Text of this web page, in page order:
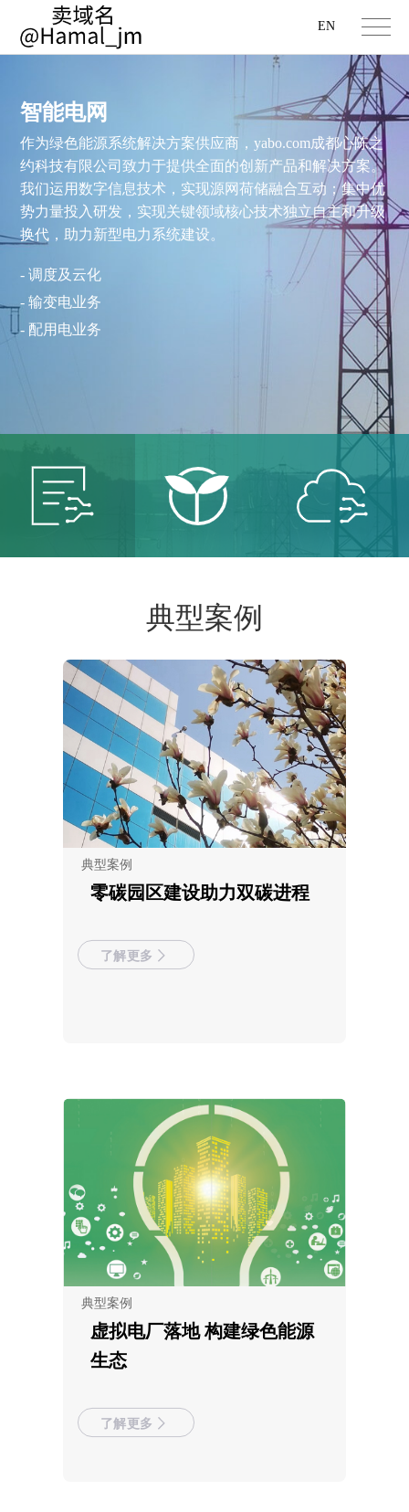
EN
智能电网
作为绿色能源系统解决方案供应商，yabo.com成都心陈之
约科技有限公司致力于提供全面的创新产品和解决方案。
我们运用数字信息技术，实现源网荷储融合互动；集中优
势力量投入研发，实现关键领域核心技术独立自主和升级
换代，助力新型电力系统建设。
- 调度及云化
- 输变电业务
- 配用电业务
服务智
能电网
共创低
碳未来
智慧
保卫青
山绿水
共建美
丽中国
建设智
慧城市
共享智
能生活
典型案例
典型案例
零碳园区建设助力双碳进程
了解更多
典型案例
虚拟电厂落地 构建绿色能源
生态
了解更多